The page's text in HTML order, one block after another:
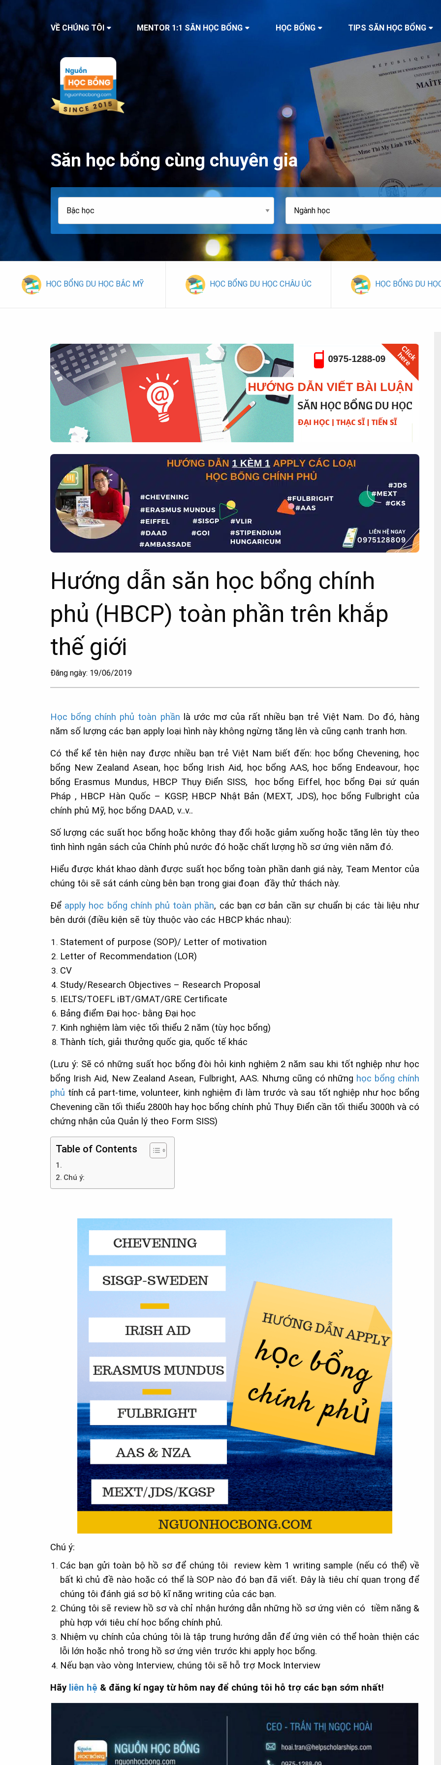
VỀ CHÚNG TÔI MENTOR 1:1 SĂN HỌC BỔNG HỌC BỔNG TIPS SĂN HỌC BỔNG
Săn học bổng cùng chuyên gia
HỌC BỔNG DU HỌC BẮC MỸ HỌC BỔNG DU HỌC CHÂU ÚC HỌC BỔNG DU
Hướng dẫn săn học bổng chính
phủ (HBCP) toàn phần trên khắp
thế giới
Đăng ngày: 19/06/2019
Học bổng chính phủ toàn phần là ước mơ của rất nhiều bạn trẻ Việt Nam. Do đó, hàng
năm số lượng các bạn apply loại hình này không ngừng tăng lên và cũng cạnh tranh hơn.
Có thể kể tên hiện nay được nhiều bạn trẻ Việt Nam biết đến: học bổng Chevening, học
bổng New Zealand Asean, học bổng Irish Aid, học bổng AAS, học bổng Endeavour, học
bổng Erasmus Mundus, HBCP Thụy Điển SISS, học bổng Eiffel, học bổng Đại sứ quán
Pháp , HBCP Hàn Quốc – KGSP, HBCP Nhật Bản (MEXT, JDS), học bổng Fulbright của
chính phủ Mỹ, học bổng DAAD, v..v..
Số lượng các suất học bổng hoặc không thay đổi hoặc giảm xuống hoặc tăng lên tùy theo
tình hình ngân sách của Chính phủ nước đó hoặc chất lượng hồ sơ ứng viên năm đó.
Hiểu được khát khao dành được suất học bổng toàn phần danh giá này, Team Mentor của
chúng tôi sẽ sát cánh cùng bên bạn trong giai đoạn đầy thử thách này.
Để apply học bổng chính phủ toàn phần, các bạn cơ bản cần sự chuẩn bị các tài liệu như
bên dưới (điều kiện sẽ tùy thuộc vào các HBCP khác nhau):
Statement of purpose (SOP)/ Letter of motivation
Letter of Recommendation (LOR)
CV
Study/Research Objectives – Research Proposal
IELTS/TOEFL iBT/GMAT/GRE Certificate
Bảng điểm Đại học- bằng Đại học
Kinh nghiệm làm việc tối thiểu 2 năm (tùy học bổng)
Thành tích, giải thưởng quốc gia, quốc tế khác
(Lưu ý: Sẽ có những suất học bổng đòi hỏi kinh nghiệm 2 năm sau khi tốt nghiệp như học
bổng Irish Aid, New Zealand Asean, Fulbright, AAS. Nhưng cũng có những học bổng chính
phủ tính cả part-time, volunteer, kinh nghiệm đi làm trước và sau tốt nghiệp như học bổng
Chevening cần tối thiểu 2800h hay học bổng chính phủ Thụy Điển cần tối thiểu 3000h và có
chứng nhận của Quản lý theo Form SISS)
Table of Contents
Chú ý:
Chú ý:
Các bạn gửi toàn bộ hồ sơ để chúng tôi review kèm 1 writing sample (nếu có thể) về
bất kì chủ đề nào hoặc có thể là SOP nào đó bạn đã viết. Đây là tiêu chí quan trọng để
chúng tôi đánh giá sơ bộ kĩ năng writing của các bạn.
Chúng tôi sẽ review hồ sơ và chỉ nhận hướng dẫn những hồ sơ ứng viên có tiềm năng &
phù hợp với tiêu chí học bổng chính phủ.
Nhiệm vụ chính của chúng tôi là tập trung hướng dẫn để ứng viên có thể hoàn thiện các
lỗi lớn hoặc nhỏ trong hồ sơ ứng viên trước khi apply học bổng.
Nếu bạn vào vòng Interview, chúng tôi sẽ hỗ trợ Mock Interview
Hãy liên hệ & đăng kí ngay từ hôm nay để chúng tôi hỗ trợ các bạn sớm nhất!